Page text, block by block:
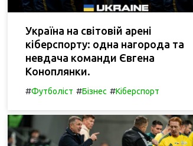
Україна на світовій арені
кіберспорту: одна нагорода та
невдача команди Євгена
Коноплянки.
#Футболіст #Бізнес #Кіберспорт